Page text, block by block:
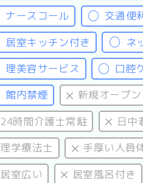
ナースコール
交通便
居室キッチン付き
ネ
理美容サービス
口腔
館内禁煙
新規オープン
24時間介護士常駐
日中
理学療法士
手厚い人員
居室広い
居室風呂付き